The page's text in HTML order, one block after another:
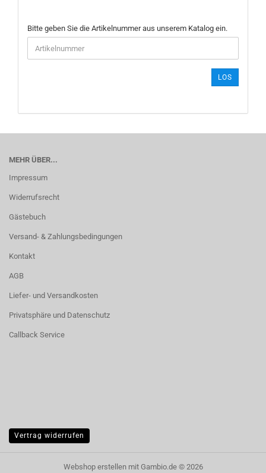
BITTE
GEBEN
SIE
DIE
EIN.
Bitte geben Sie die Artikelnummer aus unserem Katalog ein.
LOS
MEHR ÜBER...
Impressum
Widerrufsrecht
Gästebuch
Versand- & Zahlungsbedingungen
Kontakt
AGB
Liefer- und Versandkosten
Privatsphäre und Datenschutz
Callback Service
Vertrag widerrufen
Webshop erstellenmit Gambio.de © 2026